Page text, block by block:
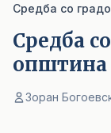
Средба со
Средба
општина
Зоран